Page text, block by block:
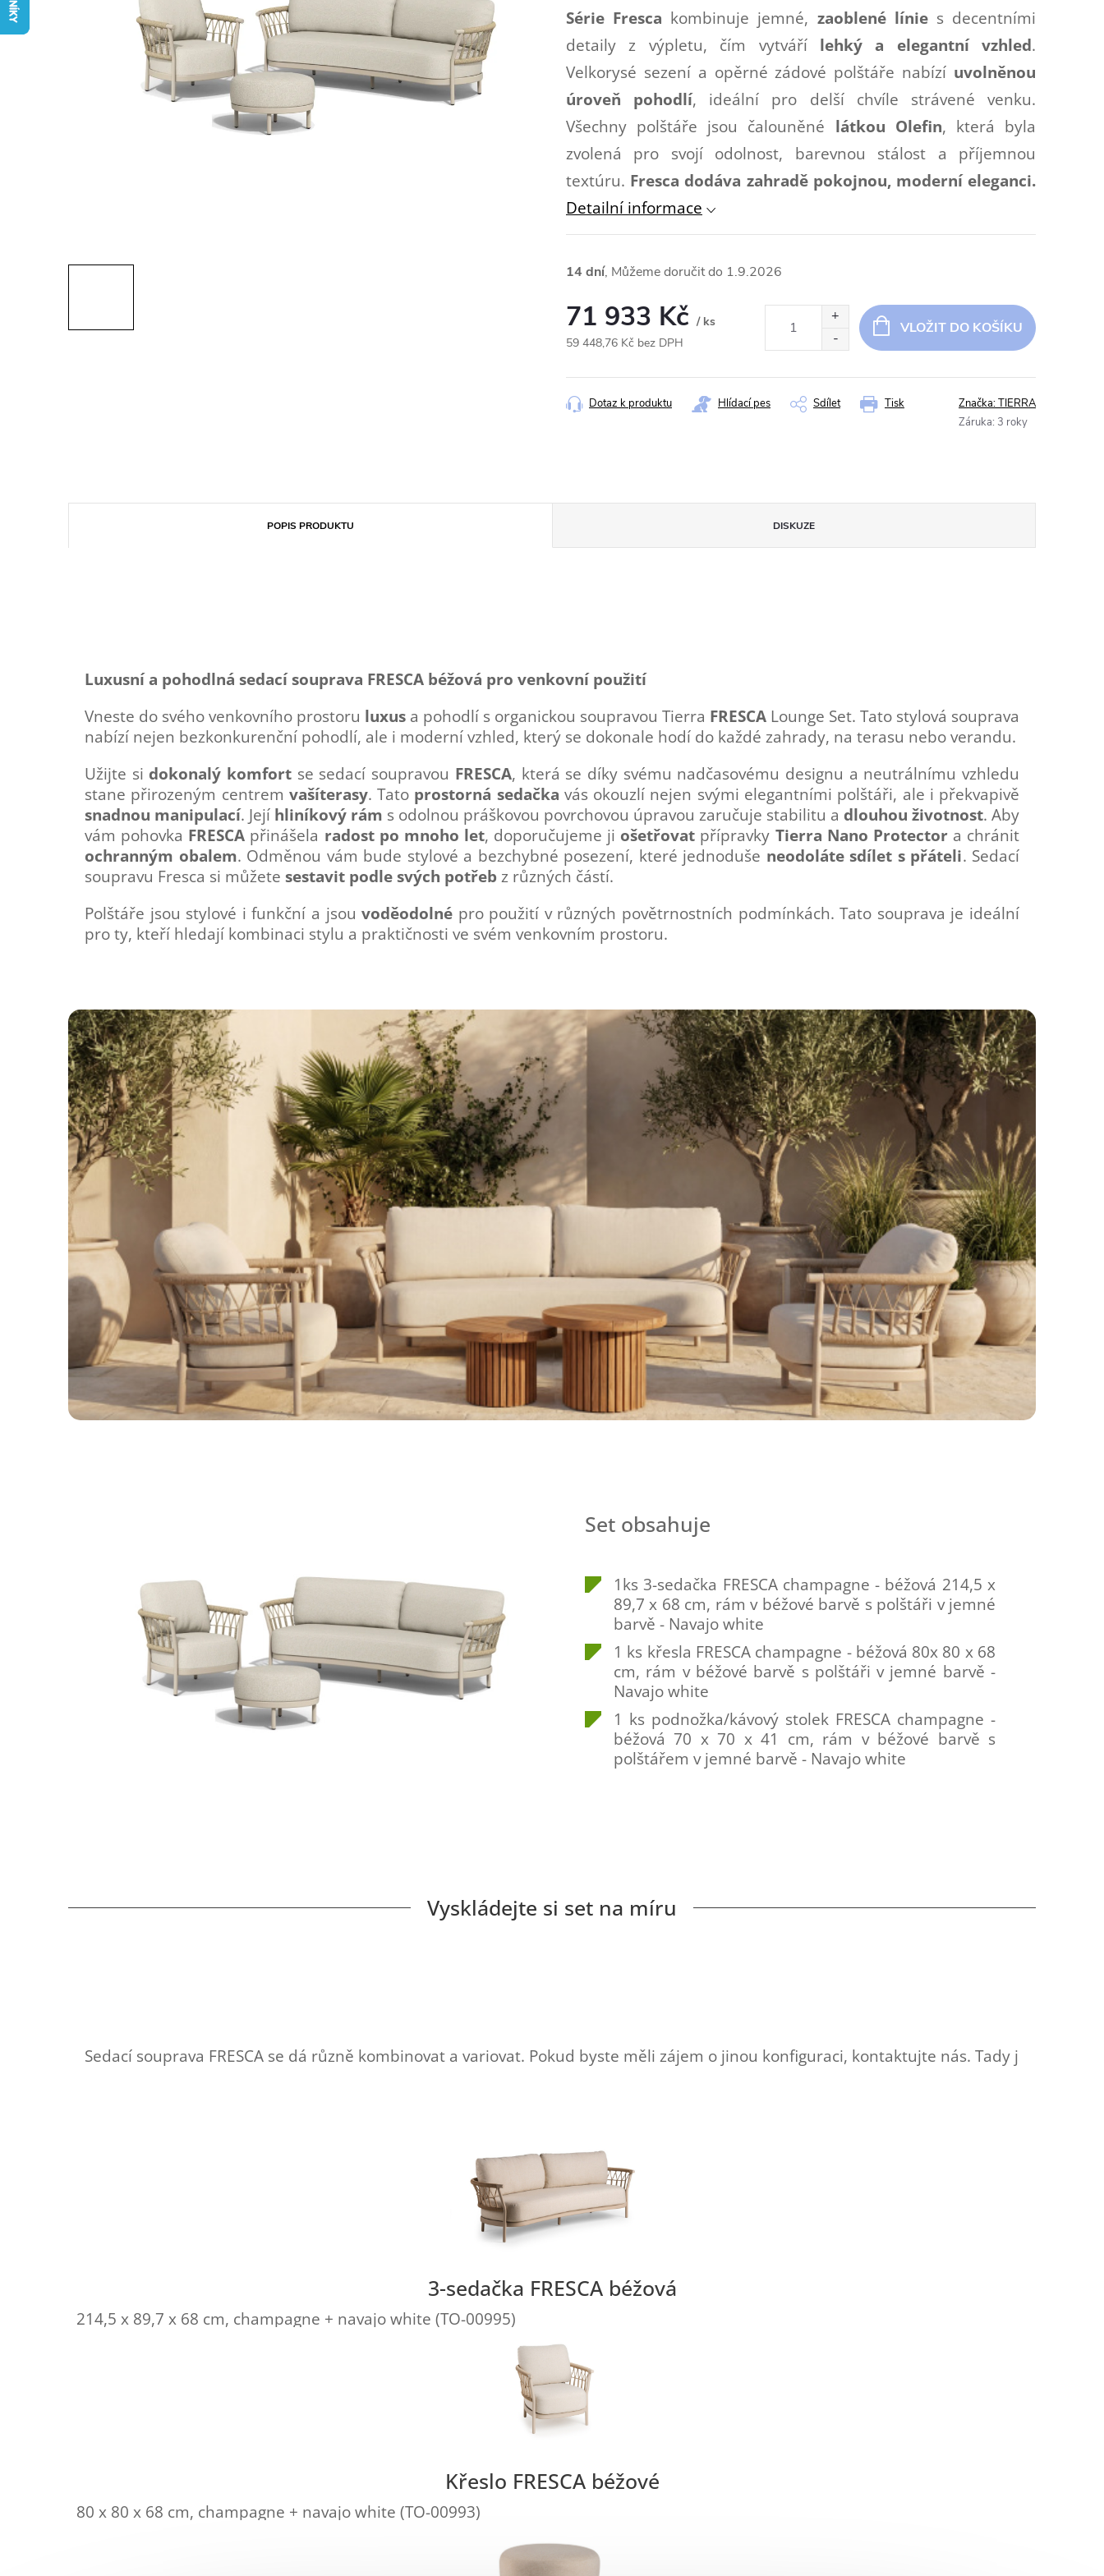
Série Fresca kombinuje jemné, zaoblené línies decentními
detaily z výpletu, čím vytváří lehký a elegantní vzhled.
Velkorysé sezení a opěrné zádové polštáře nabízí uvolněnou
úroveň pohodlí, ideální pro delší chvíle strávené venku.
Všechny polštáře jsou čalouněné látkou Olefin, která byla
zvolená pro svojí odolnost, barevnou stálost a příjemnou
textúru. Fresca dodáva zahradě pokojnou, moderní eleganci.
Detailní informace
14 dní 1.9.2026
71 933 Kč / ks
59 448,76 Kč bez DPH
cena:
VLOŽIT DO KOŠÍKU
Tisk
Dotaz k produktu Hlídací pes Sdílet Značka:TIERRA
Záruka: 3 roky
POPIS PRODUKTU DISKUZE
Luxusní a pohodlná sedací souprava FRESCA béžová pro venkovní použití
Vneste do svého venkovního prostoru luxus a pohodlí s organickou soupravou Tierra FRESCA Lounge Set. Tato stylová souprava
nabízí nejen bezkonkurenční pohodlí, ale i moderní vzhled, který se dokonale hodí do každé zahrady, na terasu nebo verandu.
Užijte si dokonalý komfort se sedací soupravou FRESCA, která se díky svému nadčasovému designu a neutrálnímu vzhledu
stane přirozeným centrem vašíterasy. Tato prostorná sedačka vás okouzlí nejen svými elegantními polštáři, ale i překvapivě
snadnou manipulací. Její hliníkový rám s odolnou práškovou povrchovou úpravou zaručuje stabilitu a dlouhou životnost. Aby
vám pohovka FRESCA přinášela radost po mnoho let, doporučujeme ji ošetřovat přípravky Tierra Nano Protectora chránit
ochranným obalem. Odměnou vám bude stylové a bezchybné posezení, které jednoduše neodoláte sdílet s přáteli. Sedací
soupravu Fresca si můžete sestavit podle svých potřeb z různých částí.
Polštáře jsou stylové i funkční a jsouvoděodolné pro použití v různých povětrnostních podmínkách. Tato souprava je ideální
pro ty, kteří hledají kombinaci stylu a praktičnosti ve svém venkovním prostoru.
Set obsahuje
1ks 3-sedačka FRESCA champagne - béžová 214,5 x
89,7 x 68 cm, rám v béžové barvě s polštáři v jemné
barvě - Navajo white
1 ks křesla FRESCA champagne - béžová 80x 80 x 68
cm, rám v béžové barvě s polštáři v jemné barvě -
Navajo white
1 ks podnožka/kávový stolek FRESCA champagne -
béžová 70 x 70 x 41 cm, rám v béžové barvě s
polštářem v jemné barvě - Navajo white
Vyskládejte si set na míru
Sedací souprava FRESCA se dá různě kombinovat a variovat. Pokud byste měli zájem o jinou konfiguraci, kontaktujte nás. Tady jsou další
3-sedačka FRESCA béžová
214,5 x 89,7 x 68 cm, champagne + navajo white (TO-00995)
Křeslo FRESCA béžové
80 x 80 x 68 cm, champagne + navajo white (TO-00993)